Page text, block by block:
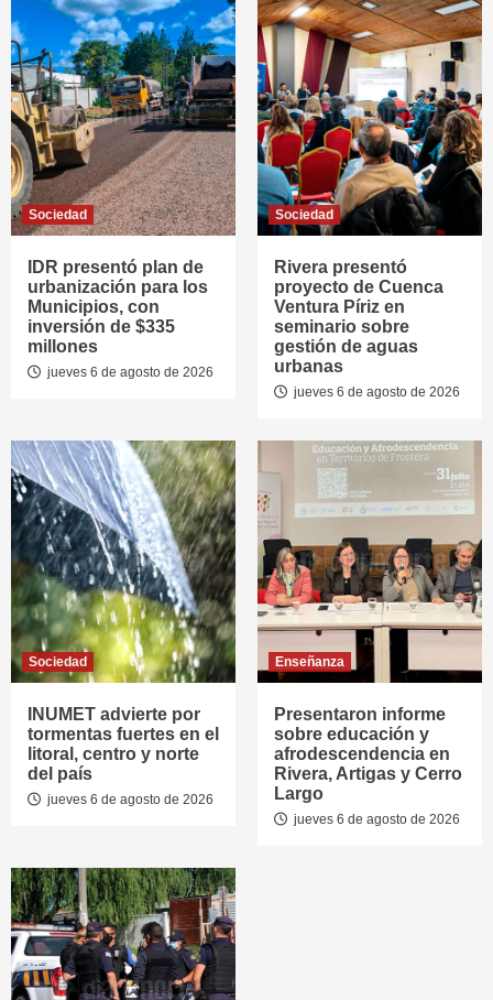
Sociedad
IDR presentó plan de
urbanización para los
Municipios, con
inversión de $335
millones
jueves 6 de agosto de 2026
Sociedad
Rivera presentó
proyecto de Cuenca
Ventura Píriz en
seminario sobre
gestión de aguas
urbanas
jueves 6 de agosto de 2026
Sociedad
INUMET advierte por
tormentas fuertes en el
litoral, centro y norte
del país
jueves 6 de agosto de 2026
Enseñanza
Presentaron informe
sobre educación y
afrodescendencia en
Rivera, Artigas y Cerro
Largo
jueves 6 de agosto de 2026